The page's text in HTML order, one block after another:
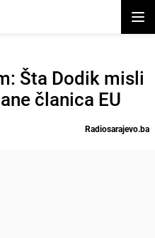
Šta Dodik misli
članica EU
Radiosarajevo.ba